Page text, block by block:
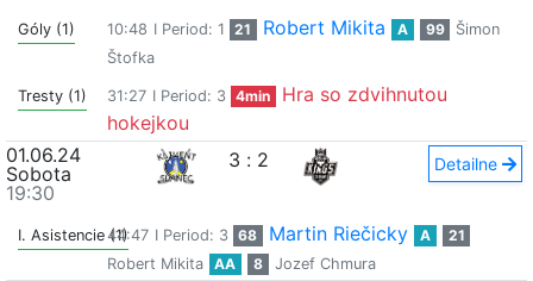
Góly (1) 10:48 I Period: 1 21 Robert Mikita A 99
Šimon
Štofka
Tresty (1) 31:27 I Period: 3 4min
Hra so zdvihnutou
hokejkou
01.06.24
Sobota
19:30
3 : 2 Detailne
I. Asistencie (1)44:47 I Period: 3 68 Martin Riečicky A
21
Robert Mikita
AA 8 Jozef Chmura